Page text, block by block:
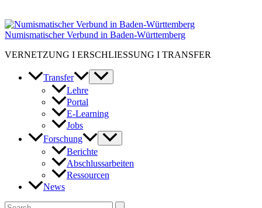
Numismatischer Verbund in Baden-Württemberg
VERNETZUNG I ERSCHLIESSUNG I TRANSFER
Transfer
Lehre
Portal
E-Learning
Jobs
Forschung
Berichte
Abschlussarbeiten
Ressourcen
News